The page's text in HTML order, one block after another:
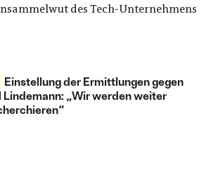
des Tech-Unternehmens
Einstellung der Ermittlungen gegen
Lindemann: „Wir werden weiter